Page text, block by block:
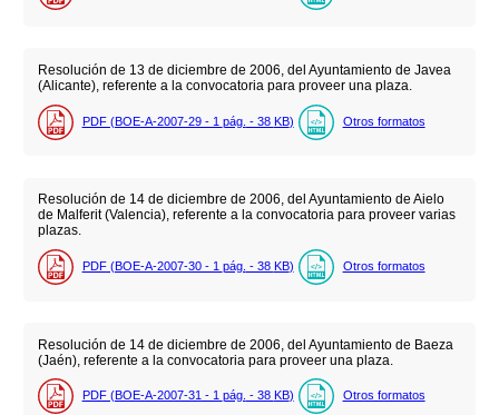
Resolución de 13 de diciembre de 2006, del Ayuntamiento de Javea
(Alicante), referente a la convocatoria para proveer una plaza.
PDF (BOE-A-2007-29 - 1 pág. - 38 KB) Otros formatos
Resolución de 14 de diciembre de 2006, del Ayuntamiento de Aielo
de Malferit (Valencia), referente a la convocatoria para proveer varias
plazas.
PDF (BOE-A-2007-30 - 1 pág. - 38 KB) Otros formatos
Resolución de 14 de diciembre de 2006, del Ayuntamiento de Baeza
(Jaén), referente a la convocatoria para proveer una plaza.
PDF (BOE-A-2007-31 - 1 pág. - 38 KB) Otros formatos